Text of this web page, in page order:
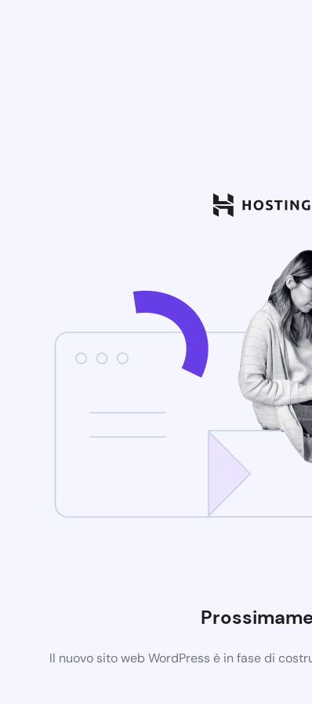
Il nuovo sito web WordPress è in fase di